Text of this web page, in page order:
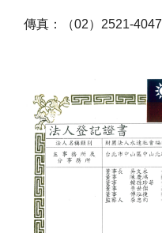
傳真：（02）2521-4047